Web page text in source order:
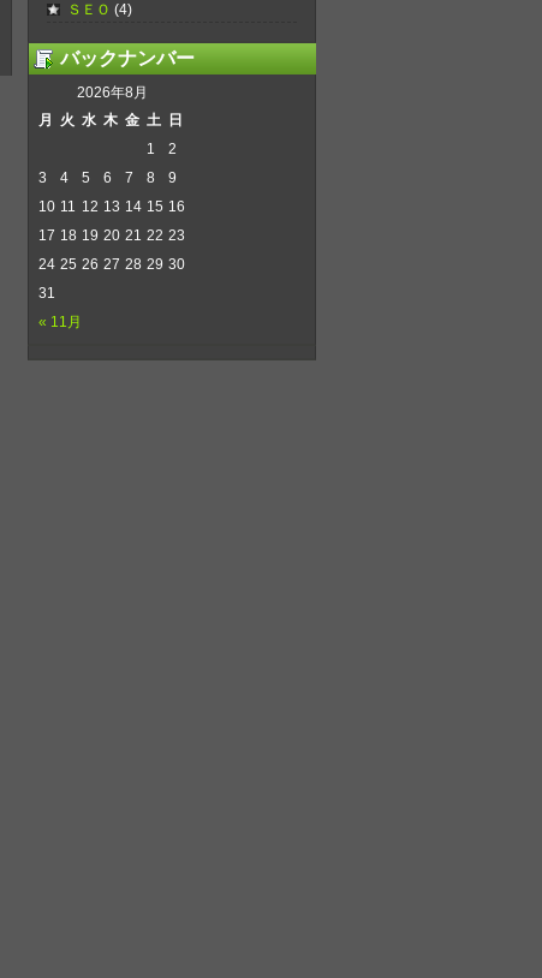
ＳＥＯ (4)
バックナンバー
2026年8月
月
火 水 木 金 土 日
« 11月
1
2
3
4 5 6 7 8
9
10 11 12 13 14 15 16
17 18 19 20 21 22 23
24 25 26 27 28 29 30
31